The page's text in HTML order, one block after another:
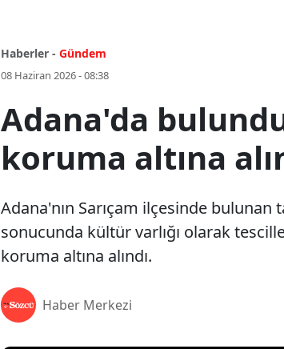
Haberler - Gündem
08 Haziran 2026 - 08:38
Adana'da
koruma altına
Adana'nın Sarıçam ilçesinde
sonucunda kültür varlığı olarak
koruma altına alındı.
Haber Merkezi